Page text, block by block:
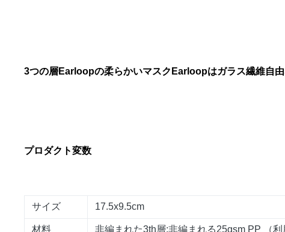
3つの層Earloopの柔らかいマスクEarloopはガラス繊維自
プロダクト変数
サイズ 17.5x9.5cm
材料 非編まれた3th層:非編まれる25gsm PP （利